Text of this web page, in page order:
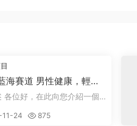
海賽道 男性健康，輕松
...
24 875